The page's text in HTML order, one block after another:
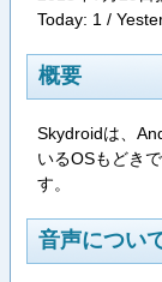
Today: 1 /
概要
Skydroidは、
いるOSもどき
す。
音声につい